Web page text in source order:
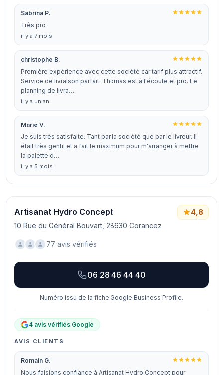
Sabrina P.
Très pro
il y a 7 mois
christophe B.
Première expérience avec cette société car tarif plus attractif.
Service de livraison parfait. Thomas est à l'écoute et pro. Le
planning de livra…
il y a un an
Marie V.
Je suis très satisfaite. Tant par la société que par le livreur. Il
était très gentil et a fait le maximum pour m'arranger à mettre
la palette d…
il y a 5 mois
Artisanat Hydro Concept
10 Rue du Général Bouvart, 28630 Corancez
4,8
77 avis vérifiés
06 28 46 44 40
Numéro issu de la fiche Google Business Profile.
4 avis vérifiés Google
AVIS CLIENTS
Romain G.
Nous faisions confiance à Artisanat Hydro Concept pour